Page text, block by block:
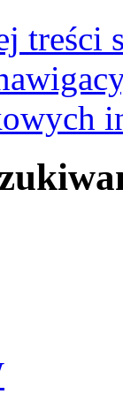
treści